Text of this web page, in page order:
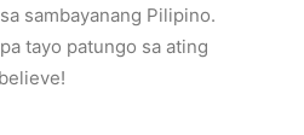
sambayanang Pilipino.
tayo patungo sa ating